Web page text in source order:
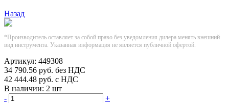
Назад
*Производитель оставляет за собой право без уведомления дилера менять внешний
вид инструмента. Указанная информация не является публичной офертой.
Артикул: 449308
34 790.56 руб. без НДС
42 444.48 руб. с НДС
В наличии: 2 шт
-
+